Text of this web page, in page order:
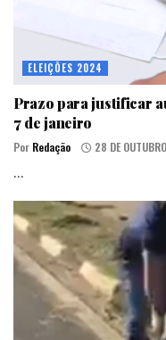
ELEIÇÕES 2024
Prazo para justificar
7 de janeiro
Por Redação 28 DE
...